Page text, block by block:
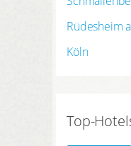
Rüdesheim
Köln
Top-